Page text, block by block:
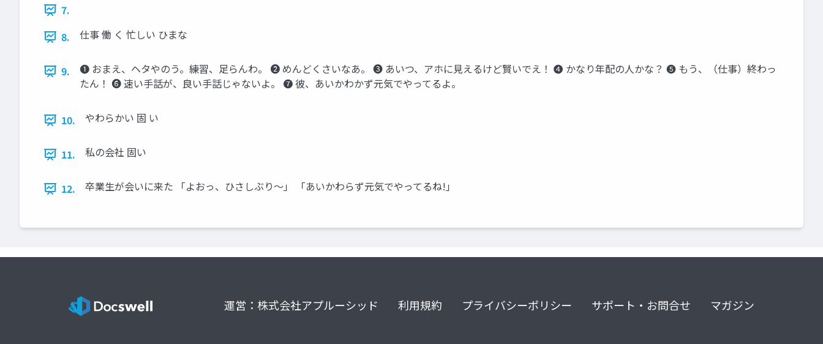
7.
8.
仕事 働 く 忙しい ひまな
9.
➊ おまえ、ヘタやのう。練習、足らんわ。 ➋ めんどくさいなあ。 ➌ あいつ、アホに見えるけど賢いでえ！ ➍ かなり年配の人かな？ ➎ もう、（仕事）終わっ
たん！ ➏ 速い手話が、良い手話じゃないよ。 ➐ 彼、あいかわかず元気でやってるよ。
10. やわらかい 固 い
11. 私の会社 固い
12. 卒業生が会いに来た 「よおっ、ひさしぶり～」 「あいかわらず元気でやってるね!」
運営：株式会社アプルーシッド 利用規約 プライバシーポリシー サポート・お問合せ マガジン